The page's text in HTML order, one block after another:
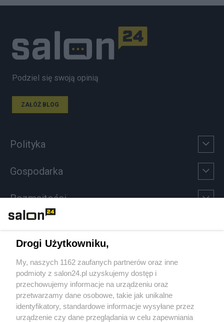
Podziel się swoją opinią
ZAŁÓŻ BLOG
Polityka
Gospodarka
Rozmaitości
Sport
Społeczeństwo
Kultura
Drogi Użytkowniku,
My, naszych 1162 zaufanych partnerów oraz inne
podmioty z salon24.pl uzyskujemy dostęp i
przechowujemy informacje na urządzeniu oraz
przetwarzamy dane osobowe, takie jak unikalne
identyfikatory, standardowe informacje wysyłane przez
urządzenie czy dane przeglądania w celu zapewniania